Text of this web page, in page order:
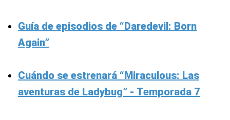
Guía de episodios de “Daredevil: Born
Again”
Cuándo se estrenará “Miraculous: Las
aventuras de Ladybug” - Temporada 7